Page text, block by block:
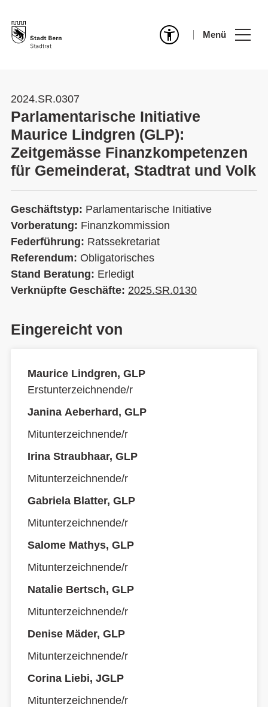
Menü
2024.SR.0307
Parlamentarische Initiative
Maurice Lindgren (GLP):
Zeitgemässe Finanzkompetenzen
für Gemeinderat, Stadtrat und Volk
Geschäftstyp: Parlamentarische Initiative
Vorberatung: Finanzkommission
Federführung: Ratssekretariat
Referendum: Obligatorisches
Stand Beratung: Erledigt
Verknüpfte Geschäfte: 2025.SR.0130
Eingereicht von
Maurice Lindgren, GLP
Erstunterzeichnende/r
Janina Aeberhard, GLP
Mitunterzeichnende/r
Irina Straubhaar, GLP
Mitunterzeichnende/r
Gabriela Blatter, GLP
Mitunterzeichnende/r
Salome Mathys, GLP
Mitunterzeichnende/r
Natalie Bertsch, GLP
Mitunterzeichnende/r
Denise Mäder, GLP
Mitunterzeichnende/r
Corina Liebi, JGLP
Mitunterzeichnende/r